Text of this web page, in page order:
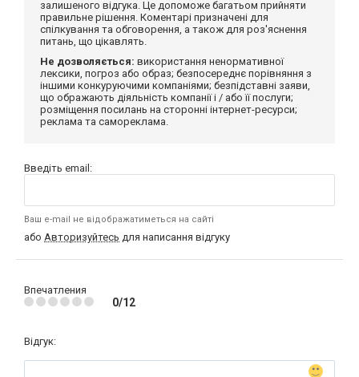
залишеного відгука. Це допоможе багатьом прийняти
правильне рішення. Коментарі призначені для
спілкування та обговорення, а також для роз'яснення
питань, що цікавлять.
Не дозволяється: використання ненормативної
лексики, погроз або образ; безпосереднє порівняння з
іншими конкуруючими компаніями; безпідставні заяви,
що ображають діяльність компанії і / або її послуги;
розміщення посилань на сторонні інтернет-ресурси;
реклама та самореклама.
Введіть email:
Ваш e-mail не відображатиметься на сайті
або Авторизуйтесь для написання відгуку
Впечатления
0/12
Відгук: